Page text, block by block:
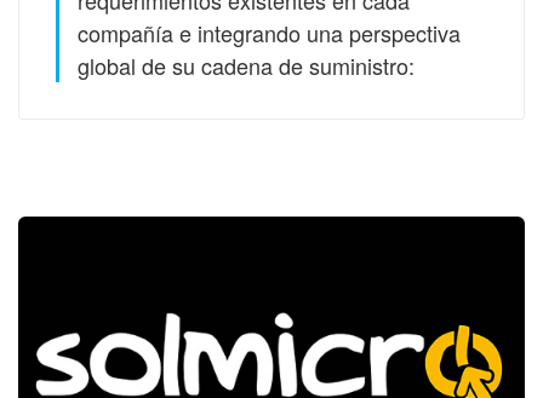
compañía e integrando una perspectiva
global de su cadena de suministro: